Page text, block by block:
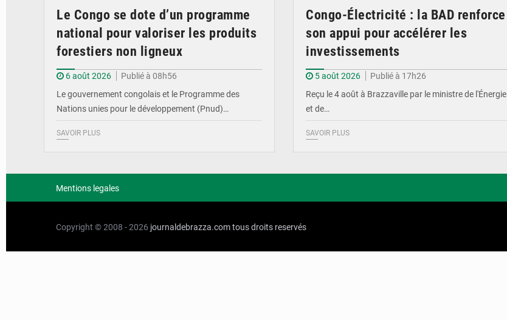
Le Congo se dote d’un programme
national pour valoriser les produits
forestiers non ligneux
6 août 2026
Publié à 08h56
Le gouvernement congolais et le Programme des
Nations unies pour le développement (Pnud)…
SAVOIR PLUS
Congo-Électricité : la BAD renforce
son appui pour accélérer les
investissements
5 août 2026
Publié à 17h26
Reçu le 4 août à Brazzaville par le ministre de l'Énergie
et de…
SAVOIR PLUS
Mentions legales
Copyright © 2008 - 2026 journaldebrazza.comtous droits reservés